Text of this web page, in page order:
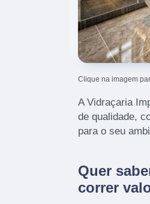
Clique na imagem
A Vidraçaria
de qualidade,
para o seu
Quer
correr